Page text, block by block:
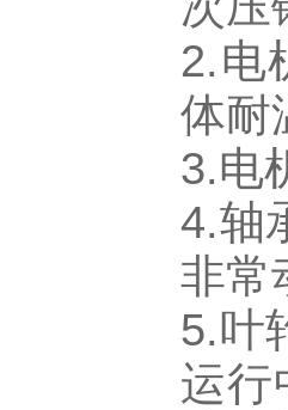
2.电
体耐
3.电
4.轴
非常
5.叶
运行